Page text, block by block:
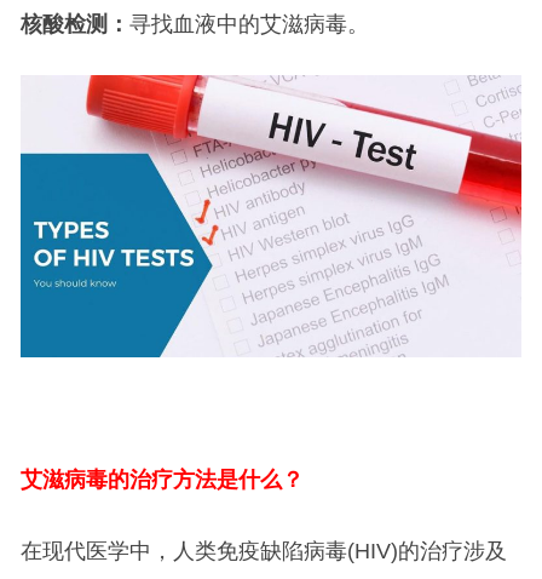
核酸检测： 寻找血液中的艾滋病毒。
艾滋病毒的治疗方法是什么？
在现代医学中，人类免疫缺陷病毒(HIV)的治疗涉及